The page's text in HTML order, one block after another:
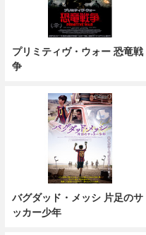
プリミティヴ・ウォー 恐竜戦
争
バグダッド・メッシ 片足のサ
ッカー少年